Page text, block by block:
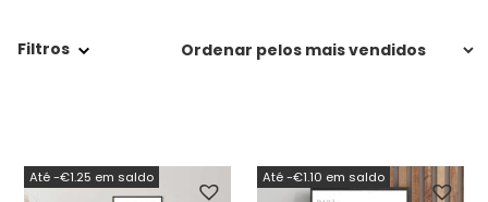
Filtros
Até -€1.25 em saldo Até -€1.10 em saldo